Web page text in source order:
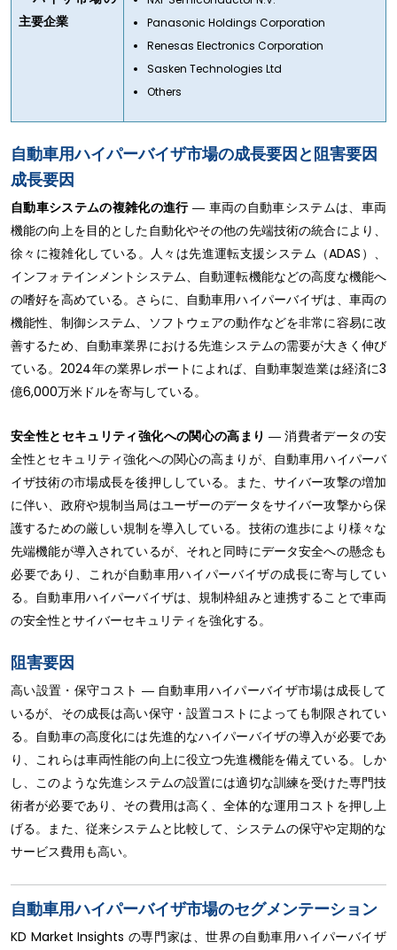
主要企業
Panasonic Holdings Corporation
Renesas Electronics Corporation
Sasken Technologies Ltd
Others
自動車用ハイパーバイザ市場の成長要因と阻害要因
成長要因
自動車システムの複雑化の進行― 車両の自動車システムは、車両
機能の向上を目的とした自動化やその他の先端技術の統合により、
徐々に複雑化している。人々は先進運転支援システム（ADAS）、
インフォテインメントシステム、自動運転機能などの高度な機能へ
の嗜好を高めている。さらに、自動車用ハイパーバイザは、車両の
機能性、制御システム、ソフトウェアの動作などを非常に容易に改
善するため、自動車業界における先進システムの需要が大きく伸び
ている。2024年の業界レポートによれば、自動車製造業は経済に3
億6,000万米ドルを寄与している。
安全性とセキュリティ強化への関心の高まり ― 消費者データの安
全性とセキュリティ強化への関心の高まりが、自動車用ハイパーバ
イザ技術の市場成長を後押ししている。また、サイバー攻撃の増加
に伴い、政府や規制当局はユーザーのデータをサイバー攻撃から保
護するための厳しい規制を導入している。技術の進歩により様々な
先端機能が導入されているが、それと同時にデータ安全への懸念も
必要であり、これが自動車用ハイパーバイザの成長に寄与してい
る。自動車用ハイパーバイザは、規制枠組みと連携することで車両
の安全性とサイバーセキュリティを強化する。
阻害要因
高い設置・保守コスト ― 自動車用ハイパーバイザ市場は成長して
いるが、その成長は高い保守・設置コストによっても制限されてい
る。自動車の高度化には先進的なハイパーバイザの導入が必要であ
り、これらは車両性能の向上に役立つ先進機能を備えている。しか
し、このような先進システムの設置には適切な訓練を受けた専門技
術者が必要であり、その費用は高く、全体的な運用コストを押し上
げる。また、従来システムと比較して、システムの保守や定期的な
サービス費用も高い。
自動車用ハイパーバイザ市場のセグメンテーション
KD Market Insights の専門家は、世界の自動車用ハイパーバイザ